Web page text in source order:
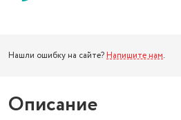
Нашли ошибку на сайте? Напишите нам.
Описание